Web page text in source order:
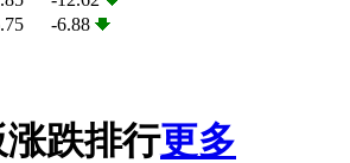
元
NXP, Sensata Technologies, FCI, Sun
-6.88
跌排行更多